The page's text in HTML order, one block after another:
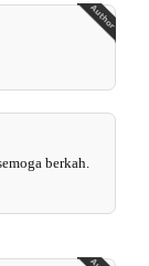
berkah.